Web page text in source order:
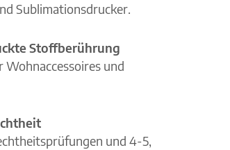
Sublimationsdrucker.
Stoffberührung
und
und 4-5,